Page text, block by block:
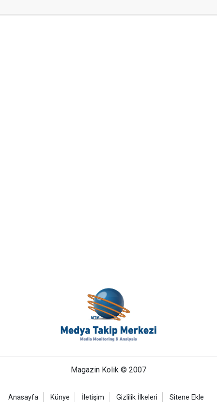
Magazin Kolik © 2007
Anasayfa Künye İletişim Gizlilik İlkeleri Sitene Ekle